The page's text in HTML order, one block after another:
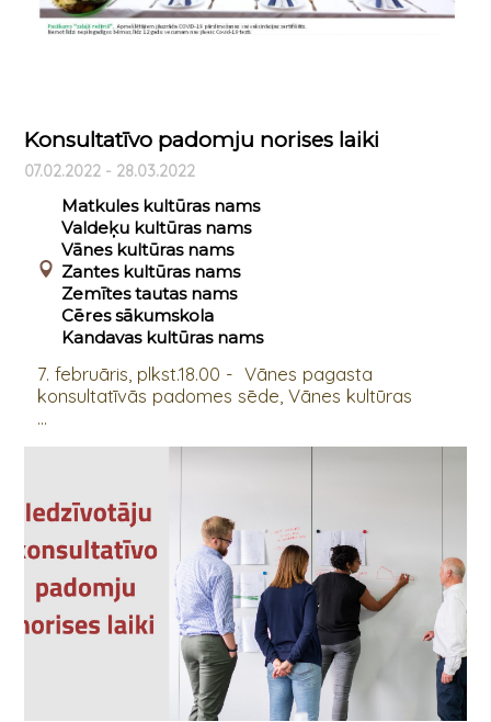
Konsultatīvo padomju norises laiki
07.02.2022 - 28.03.2022
Matkules kultūras nams
Valdeķu kultūras nams
Vānes kultūras nams
Zantes kultūras nams
Zemītes tautas nams
Cēres sākumskola
Kandavas kultūras nams
7. februāris, plkst.18.00 - Vānes pagasta
konsultatīvās padomes sēde, Vānes kultūras
...